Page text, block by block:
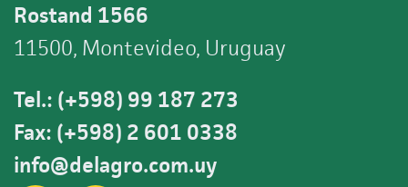
Rostand 1566
11500, Montevideo, Uruguay
Tel.: (+598) 99 187 273
Fax: (+598) 2 601 0338
info@delagro.com.uy